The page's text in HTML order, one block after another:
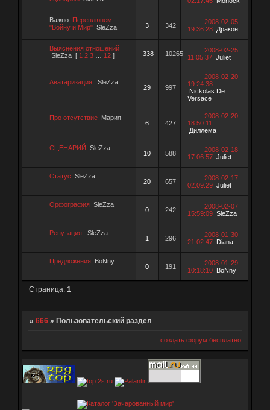
Важно: Переплюнем
"Войну и Мир" SleZza 3 342
2008-02-05
19:36:28 Дракон
Выяснения отношений
SleZza [ 1 2 3 12 ] 338 10265
2008-02-25
11:05:37 Juliet
Аватаризация. SleZza
29 997
2008-02-20
19:24:38
Nickolas De
Versace
Про отсутствие Мария
6 427
2008-02-20
18:50:11
Диллема
СЦЕНАРИЙ SleZza
10 588
2008-02-18
17:06:57 Juliet
Статус SleZza
20 657
2008-02-17
02:09:29 Juliet
Орфография SleZza
0 242
2008-02-07
15:59:09 SleZza
Репутация. SleZza
1 296
2008-01-30
21:02:47 Diana
Предложения BoNny
0 191
2008-01-29
10:18:10 BoNny
Страница: 1
» 666 » Пользовательский раздел
создать форум бесплатно